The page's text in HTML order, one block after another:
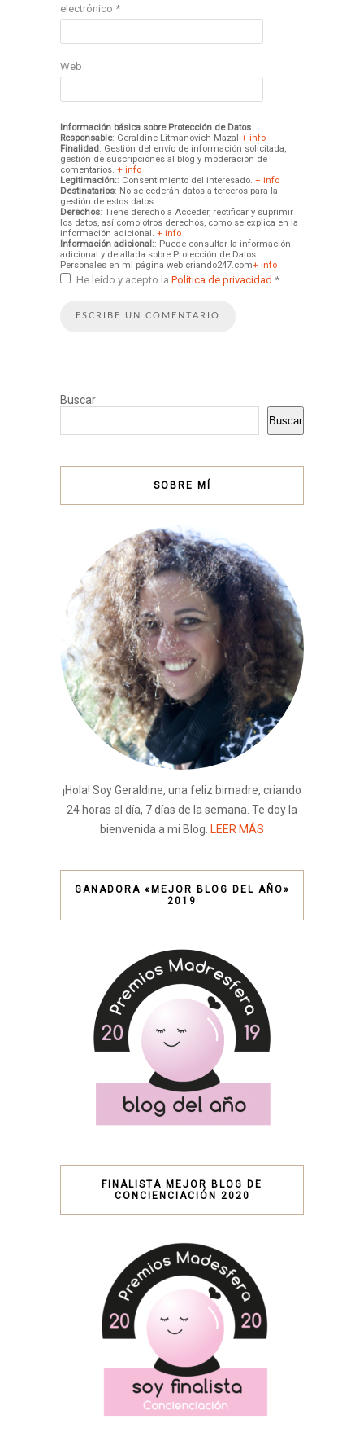
electrónico *
Web
Información básica sobre Protección de Datos
Responsable: Geraldine Litmanovich Mazal + info
Finalidad: Gestión del envío de información solicitada,
gestión de suscripciones al blog y moderación de
comentarios. + info
Legitimación:: Consentimiento del interesado. + info
Destinatarios: No se cederán datos a terceros para la
gestión de estos datos.
Derechos: Tiene derecho a Acceder, rectificar y suprimir
los datos, así como otros derechos, como se explica en la
información adicional. + info
Información adicional:: Puede consultar la información
adicional y detallada sobre Protección de Datos
Personales en mi página web criando247.com+ info
He leído y acepto la Política de privacidad *
Buscar
Buscar
SOBRE MÍ
¡Hola! Soy Geraldine, una feliz bimadre, criando
24 horas al día, 7 días de la semana. Te doy la
bienvenida a mi Blog. LEER MÁS
GANADORA «MEJOR BLOG DEL AÑO»
2019
FINALISTA MEJOR BLOG DE
CONCIENCIACIÓN 2020